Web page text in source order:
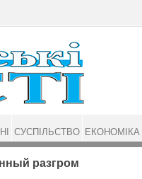
разгром
СУСПІЛЬСТВО ЕКОНОМІКА